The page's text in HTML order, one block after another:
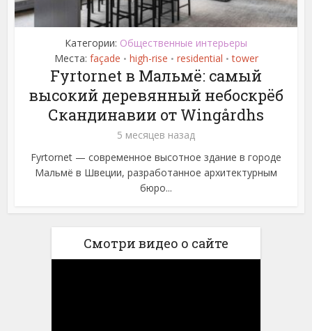
Категории: Общественные интерьеры
Места: façade • high-rise • residential • tower
Fyrtornet в Мальмё: самый
высокий деревянный небоскрёб
Скандинавии от Wingårdhs
5 месяцев назад
Fyrtornet — современное высотное здание в городе
Мальмё в Швеции, разработанное архитектурным
бюро...
Смотри видео о сайте